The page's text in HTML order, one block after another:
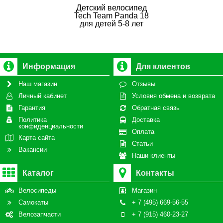
Детский велосипед
Tech Team Panda 18
для детей 5-8 лет
Информация
Наш магазин
Личный кабинет
Гарантия
Политика
конфиденциальности
Карта сайта
Вакансии
Для клиентов
Отзывы
Условия обмена и возврата
Обратная связь
Доставка
Оплата
Статьи
Наши клиенты
Каталог
Велосипеды
Самокаты
Велозапчасти
Контакты
Магазин
+ 7 (495) 669-56-55
+ 7 (915) 460-23-27